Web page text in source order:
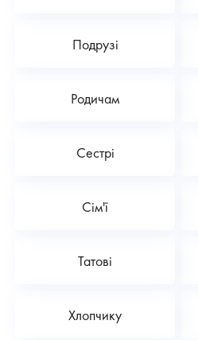
Подрузі
Родичам
Сестрі
Сім'ї
Татові
Хлопчику